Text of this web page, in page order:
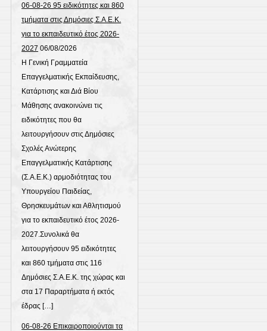
06-08-26 95 ειδικότητες και 860
τμήματα στις Δημόσιες Σ.Α.Ε.Κ.
για το εκπαιδευτικό έτος 2026-
2027 06/08/2026
Η Γενική Γραμματεία
Επαγγελματικής Εκπαίδευσης,
Κατάρτισης και Διά Βίου
Μάθησης ανακοινώνει τις
ειδικότητες που θα
λειτουργήσουν στις Δημόσιες
Σχολές Ανώτερης
Επαγγελματικής Κατάρτισης
(Σ.Α.Ε.Κ.) αρμοδιότητας του
Υπουργείου Παιδείας,
Θρησκευμάτων και Αθλητισμού
για το εκπαιδευτικό έτος 2026-
2027.Συνολικά θα
λειτουργήσουν 95 ειδικότητες
και 860 τμήματα στις 116
Δημόσιες Σ.Α.Ε.Κ. της χώρας και
στα 17 Παραρτήματα ή εκτός
έδρας […]
06-08-26 Επικαιροποιούνται τα